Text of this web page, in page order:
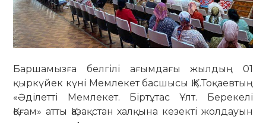
Баршамызға белгілі ағымдағы жылдың 01
қыркүйек күні Мемлекет басшысы Қ.К.Тоқаевтың
«Әділетті Мемлекет. Біртұтас Ұлт. Берекелі
Қоғам» атты Қазақстан халқына кезекті жолдауын